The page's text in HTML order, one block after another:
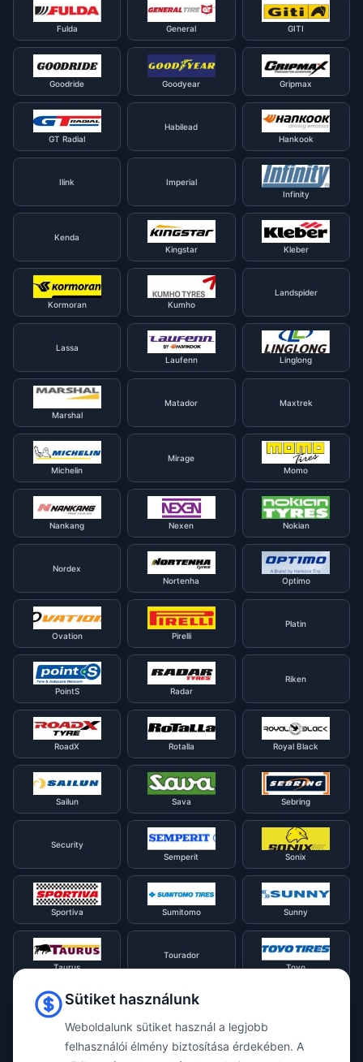
Fulda General GITI
Goodride Goodyear Gripmax
GT Radial
Habilead
Hankook
Ilink
Imperial
Infinity
Kenda
Kingstar
Kleber
Kormoran Kumho
Landspider
Lassa
Laufenn
Linglong
Marshal
Matador Maxtrek
Michelin
Mirage
Momo
Nankang Nexen Nokian
Nordex
Nortenha
Optimo
Ovation Pirelli
Platin
PointS Radar
Riken
RoadX Rotalla Royal Black
Sailun Sava Sebring
Security
Semperit
Sonix
Sportiva Sumitomo Sunny
Taurus
Tourador
Toyo
Tracmax
Triangle
Sütiket használunk
Weboldalunk sütiket használ a legjobb
felhasználói élmény biztosítása érdekében. A